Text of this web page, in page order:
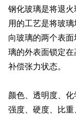
钢化玻璃是将退
用的工艺是将玻
向玻璃的两个表
璃的外表面锁定
补偿张力状态。
颜色、透明度、
强度、硬度、比